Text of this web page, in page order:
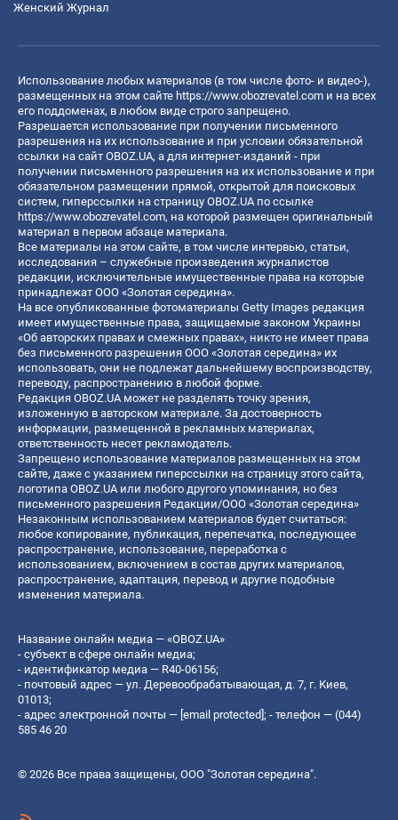
Женский Журнал
Использование любых материалов (в том числе фото- и видео-),
размещенных на этом сайте https://www.obozrevatel.com и на всех
его поддоменах, в любом виде строго запрещено.
Разрешается использование при получении письменного
разрешения на их использование и при условии обязательной
ссылки на сайт OBOZ.UA, а для интернет-изданий - при
получении письменного разрешения на их использование и при
обязательном размещении прямой, открытой для поисковых
систем, гиперссылки на страницу OBOZ.UA по ссылке
https://www.obozrevatel.com, на которой размещен оригинальный
материал в первом абзаце материала.
Все материалы на этом сайте, в том числе интервью, статьи,
исследования – служебные произведения журналистов
редакции, исключительные имущественные права на которые
принадлежат ООО «Золотая середина».
На все опубликованные фотоматериалы Getty Images редакция
имеет имущественные права, защищаемые законом Украины
«Об авторских правах и смежных правах», никто не имеет права
без письменного разрешения ООО «Золотая середина» их
использовать, они не подлежат дальнейшему воспроизводству,
переводу, распространению в любой форме.
Редакция OBOZ.UA может не разделять точку зрения,
изложенную в авторском материале. За достоверность
информации, размещенной в рекламных материалах,
ответственность несет рекламодатель.
Запрещено использование материалов размещенных на этом
сайте, даже с указанием гиперссылки на страницу этого сайта,
логотипа OBOZ.UA или любого другого упоминания, но без
письменного разрешения Редакции/ООО «Золотая середина»
Незаконным использованием материалов будет считаться:
любое копирование, публикация, перепечатка, последующее
распространение, использование, переработка с
использованием, включением в состав других материалов,
распространение, адаптация, перевод и другие подобные
изменения материала.
Название онлайн медиа — «OBOZ.UA»
- субъект в сфере онлайн медиа;
- идентификатор медиа — R40-06156;
- почтовый адрес — ул. Деревообрабатывающая, д. 7, г. Киев,
01013;
- адрес электронной почты — [email protected] ; - телефон — (044)
585 46 20
© 2026 Все права защищены, ООО "Золотая середина".